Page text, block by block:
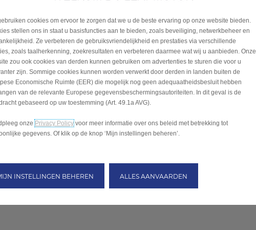
cookies om ervoor te zorgen dat we u de beste ervaring op onze website bieden.
stellen ons in staat u basisfuncties aan te bieden, zoals beveiliging, netwerkbeheer en
Ze verbeteren de gebruiksvriendelijkheid en prestaties via verschillende
zoals taalherkenning, zoekresultaten en verbeteren daarmee wat wij u aanbieden. Onze
zou ook cookies van derden kunnen gebruiken om advertenties te sturen die voor u
zijn. Sommige cookies kunnen worden verwerkt door derden in landen buiten de
Economische Ruimte (EER) die mogelijk nog geen adequaatheidsbesluit hebben
van de relevante Europese gegevensbeschermingsautoriteiten. In dit geval is de
gebaseerd op uw toestemming (Art. 49.1a AVG).
onzePrivacy Policyvoor meer informatie over ons beleid met betrekking tot
gegevens. Of klik op de knop ‘Mijn instellingen beheren’.
MIJN INSTELLINGEN BEHEREN ALLES AANVAARDEN